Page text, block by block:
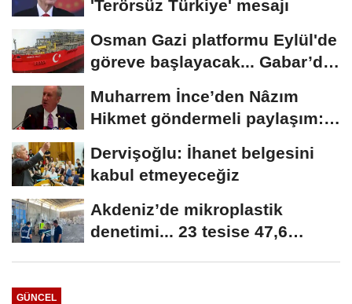
'Terörsüz Türkiye' mesajı
Osman Gazi platformu Eylül'de
göreve başlayacak... Gabar’da
Muharrem İnce’den Nâzım
Hikmet göndermeli paylaşım:
Vatan hainliğine...
Dervişoğlu: İhanet belgesini
kabul etmeyeceğiz
Akdeniz’de mikroplastik
denetimi... 23 tesise 47,6
GÜNCEL